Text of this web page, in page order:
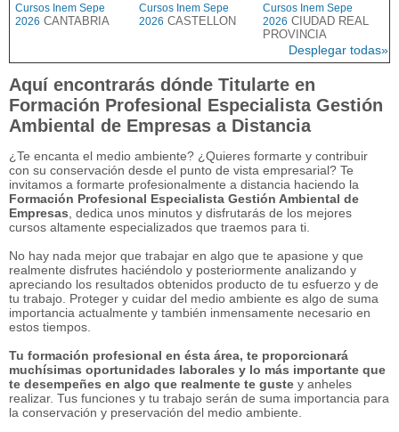
Cursos Inem Sepe
2026 CANTABRIA
Cursos Inem Sepe
2026 CASTELLON
Cursos Inem Sepe
2026 CIUDAD REAL
PROVINCIA
Desplegar todas»
Aquí encontrarás dónde Titularte en
Formación Profesional Especialista Gestión
Ambiental de Empresas a Distancia
¿Te encanta el medio ambiente? ¿Quieres formarte y contribuir
con su conservación desde el punto de vista empresarial? Te
invitamos a formarte profesionalmente a distancia haciendo la
Formación Profesional Especialista Gestión Ambiental de
Empresas , dedica unos minutos y disfrutarás de los mejores
cursos altamente especializados que traemos para ti.
No hay nada mejor que trabajar en algo que te apasione y que
realmente disfrutes haciéndolo y posteriormente analizando y
apreciando los resultados obtenidos producto de tu esfuerzo y de
tu trabajo. Proteger y cuidar del medio ambiente es algo de suma
importancia actualmente y también inmensamente necesario en
estos tiempos.
Tu formación profesional en ésta área, te proporcionará
muchísimas oportunidades laborales y lo más importante que
te desempeñes en algo que realmente te guste y anheles
realizar. Tus funciones y tu trabajo serán de suma importancia para
la conservación y preservación del medio ambiente.